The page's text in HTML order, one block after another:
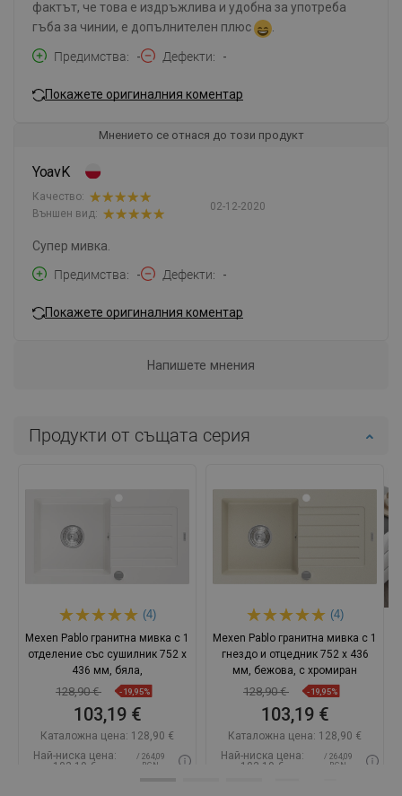
фактът, че това е издръжлива и удобна за употреба
гъба за чинии, е допълнителен плюс
.
Предимства - Дефекти -
Покажете оригиналния коментар
Мнението се отнася до този продукт
YoavK
02-12-2020
Качество:
Външен вид:
Супер мивка.
Предимства
- Дефекти -
Покажете оригиналния коментар
Напишете мнения
Продукти от същата серия
(4)
Mexen Pablo гранитна мивка с 1
отделение със сушилник 752 x
436 мм, бяла,
128,90 € -19,95%
103,19 €
Каталожна цена: 128,90 €
Най-ниска цена:
103,19 €
/ 264,09
BGN
(4)
Mexen Pablo гранитна мивка с 1
гнездо и отцедник 752 x 436
мм, бежова, с хромиран
128,90 € -19,95%
103,19 €
Каталожна цена: 128,90 €
Най-ниска цена:
103,19 €
/ 264,09
BGN